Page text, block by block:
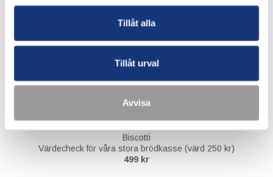
Tillåt alla
Tillåt urval
Avvisa
Bröd & Sovels knäcke
Klubbor till varm choklad
Biscotti
249 kr
Vår egen marmelad
Biscotti
Värdecheck för våra stora brödkasse (värd 250 kr)
499 kr